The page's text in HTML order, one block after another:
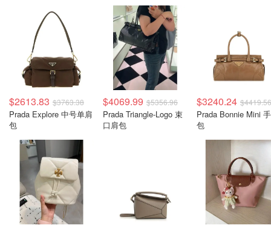
$2613.83 $3763.38
Prada Explore 中号单肩
包
$4069.99 $5356.96
Prada Triangle-Logo 束
口肩包
$3240.24 $4419.56
Prada Bonnie Mini
包